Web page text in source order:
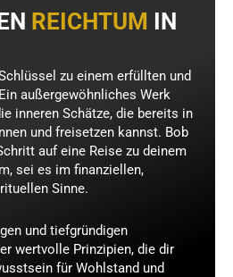
REICHTUM IN
zu einem erfüllten und
außergewöhnliches Werk
inneren Schätze, die bereits in
und freisetzen kannst. Bob
auf eine Reise zu deinem
sei es im finanziellen,
Sinne.
und tiefgründigen
wertvolle Prinzipien, die dir
für Wohlstand und